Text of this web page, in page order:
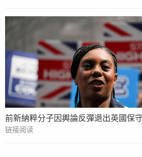
前新納粹分子因輿論反彈退出英國保
链接阅读